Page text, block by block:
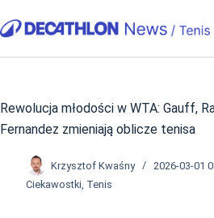
do
Rewolucja młodości w WTA: Gauff,
Fernandez zmieniają oblicze tenisa
Krzysztof Kwaśny
2026-03-01
Ciekawostki, Tenis